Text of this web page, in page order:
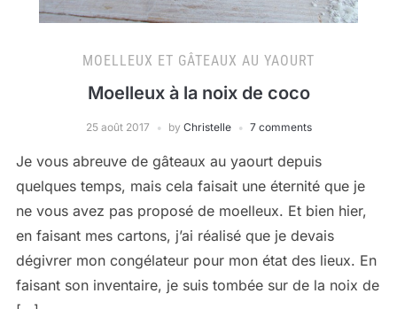
MOELLEUX ET GÂTEAUX AU YAOURT
Moelleux à la noix de coco
25 août 2017 by Christelle 7 comments
Je vous abreuve de gâteaux au yaourt depuis
quelques temps, mais cela faisait une éternité que je
ne vous avez pas proposé de moelleux. Et bien hier,
en faisant mes cartons, j’ai réalisé que je devais
dégivrer mon congélateur pour mon état des lieux. En
faisant son inventaire, je suis tombée sur de la noix de